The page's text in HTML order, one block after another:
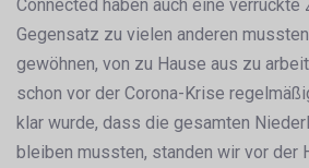
Connected haben auch eine verrückte
Gegensatz zu vielen anderen
gewöhnen, von zu Hause aus zu
schon vor der Corona-Krise
klar wurde, dass die gesamten
bleiben mussten, standen wir vor der